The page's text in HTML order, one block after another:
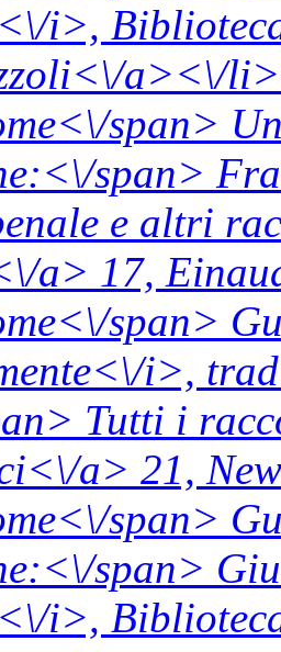
i>,
a><\/
span>
span>
e altri
a> 17,
span>
i>,
Tutti i
a> 21,
span>
span>
i>,